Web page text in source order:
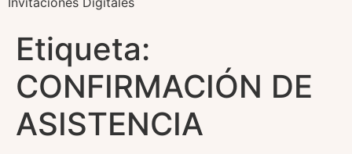
Etiqueta:
CONFIRMACIÓN DE
ASISTENCIA